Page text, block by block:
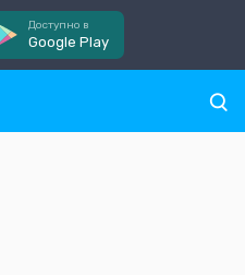
Доступно в
Google Play